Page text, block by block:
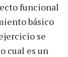
funcional
básico
se
cual es un